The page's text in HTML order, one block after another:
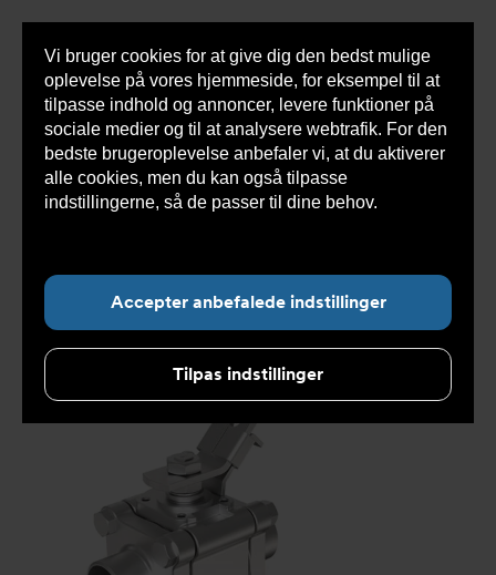
Vi bruger cookies for at give dig den bedst mulige
oplevelse på vores hjemmeside, for eksempel til at
tilpasse indhold og annoncer, levere funktioner på
sociale medier og til at analysere webtrafik. For den
bedste brugeroplevelse anbefaler vi, at du aktiverer
alle cookies, men du kan også tilpasse
indstillingerne, så de passer til dine behov.
Accepter anbefalede indstillinger
Tilpas indstillinger
Du
her:
Armatec > Produkter > Ventiler >
Kugleventiler
3-delt > Kugleventil DVC1310 Gevind tilslutning
Kugleventil DVC1310000050